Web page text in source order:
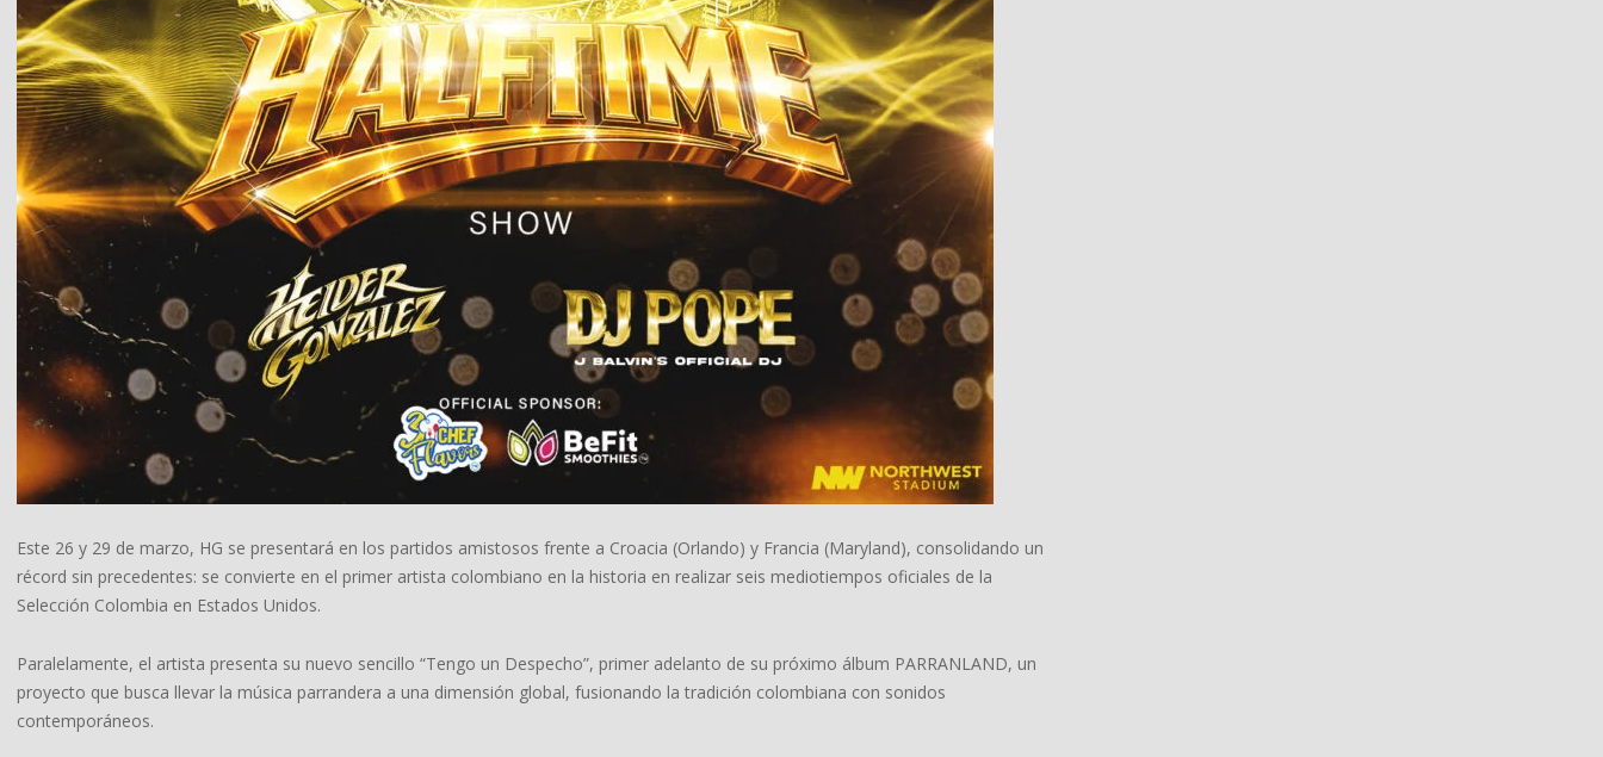
Este 26 y 29 de marzo, HG se presentará en los partidos amistosos frente a Croacia (Orlando) y Francia (Maryland), consolidando un
récord sin precedentes: se convierte en el primer artista colombiano en la historia en realizar seis mediotiempos oficiales de la
Selección Colombia en Estados Unidos.
Paralelamente, el artista presenta su nuevo sencillo “Tengo un Despecho”, primer adelanto de su próximo álbum PARRANLAND, un
proyecto que busca llevar la música parrandera a una dimensión global, fusionando la tradición colombiana con sonidos
contemporáneos.